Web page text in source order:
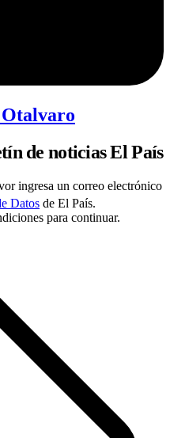
de noticias El País
ingresa un correo electrónico
Datos de El País.
para continuar.